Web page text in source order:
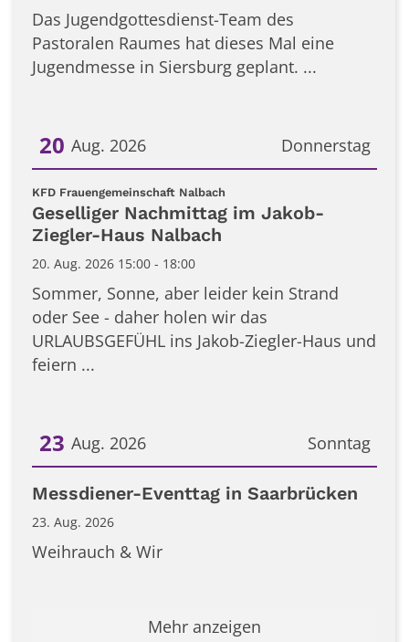
Das Jugendgottesdienst-Team des
Pastoralen Raumes hat dieses Mal eine
Jugendmesse in Siersburg geplant. ...
Donnerstag
20 Aug. 2026
Datum: 20. August 2026
KFD Frauengemeinschaft Nalbach
Geselliger Nachmittag im Jakob-
Ziegler-Haus Nalbach
20. Aug. 2026 15:00 - 18:00
Sommer, Sonne, aber leider kein Strand
oder See - daher holen wir das
URLAUBSGEFÜHL ins Jakob-Ziegler-Haus und
feiern ...
Sonntag
23 Aug. 2026
Datum: 23. August 2026
Messdiener-Eventtag in Saarbrücken
23. Aug. 2026
Weihrauch & Wir
Mehr anzeigen